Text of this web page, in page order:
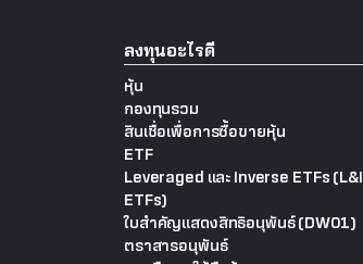
ลงทุนอะไรดี
หุ้น
กองทุนรวม
สินเชื่อเพื่อการซื้อขายหุ้น
ETF
Leveraged และ Inverse ETFs (L&I
ETFs)
ใบสำคัญแสดงสิทธิอนุพันธ์ (DW01)
ตราสารอนุพันธ์